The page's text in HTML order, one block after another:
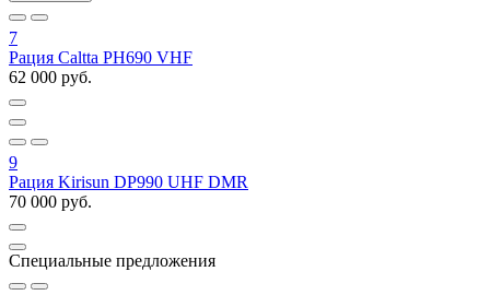
7
Рация Caltta PH690 VHF
62 000 руб.
9
Рация Kirisun DP990 UHF DMR
70 000 руб.
Специальные предложения